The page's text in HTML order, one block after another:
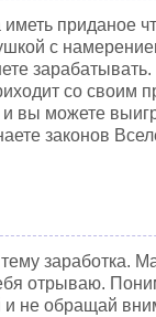
приданое
с
со своим
вы можете
законов
заработка.
отрываю.
не обращай